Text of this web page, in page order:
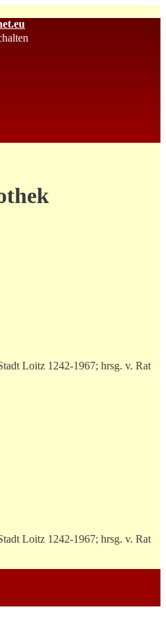
Loitz 1242-1967; hrsg. v. Rat
Loitz 1242-1967; hrsg. v. Rat